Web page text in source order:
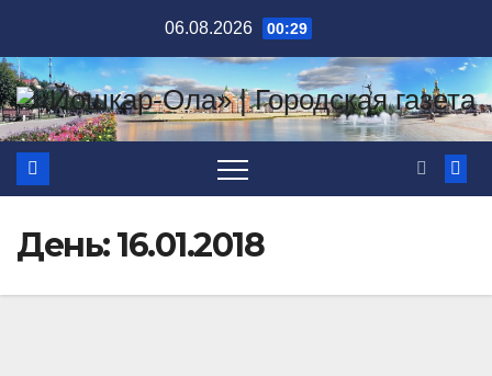
содержимому
06.08.2026 00:29
День:16.01.2018